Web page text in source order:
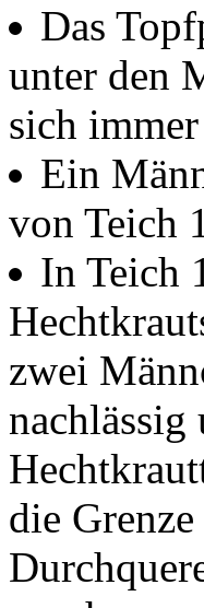
Das
unter den
sich
Ein
von Teich
In Teich
zwei
nachlässig
die